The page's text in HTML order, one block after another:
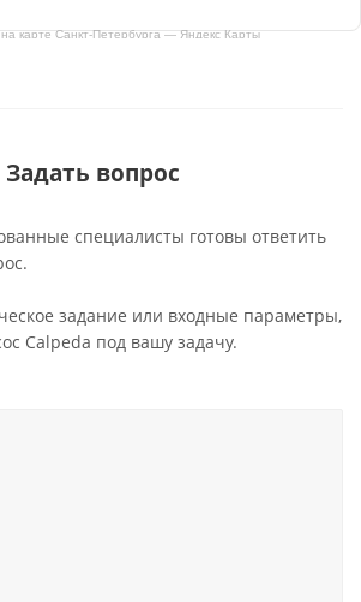
карте Санкт‑Петербурга — Яндекс Карты
Задать вопрос
специалисты готовы ответить
задание или входные параметры,
Calpeda под вашу задачу.